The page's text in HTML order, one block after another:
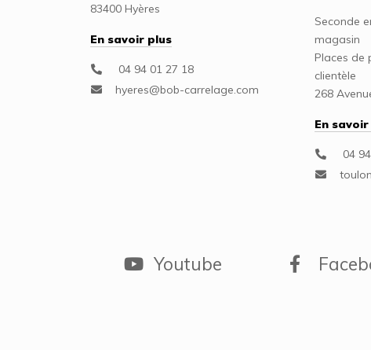
83400 Hyères
En savoir plus
04 94 01 27 18
Seconde
magasin
Places de
clientèle
268
En
04
Youtube